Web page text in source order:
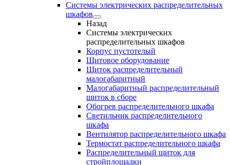
Системы электрических распределительных
шкафов
Назад
Системы электрических
распределительных шкафов
Корпус пустотелый
Щитовое оборудование
Щиток распределительный
малогабаритный
Малогабаритный распределительный
щиток в сборе
Обогрев распределительного шкафа
Светильник распределительного
шкафа
Вентилятор распределительного шкафа
Термостат распределительного шкафа
Распределительный щиток для
стройплощадки